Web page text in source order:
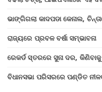
ଭାଙ୍ଗିଗଲା କାଦପଡା କେନାଲ,
ରାଜ୍ୟରେ ପ୍ରବଳ ବର୍ଷା ସମ୍ଭାବନା
ରେକର୍ଡ ସ୍ତରରେ ସୁନା ଦର,
ବିଧାନସଭା ପରିସରରେ ପଣ୍ଡିତ